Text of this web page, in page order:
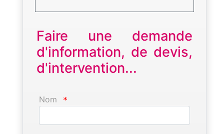
Faire une demande
d'information, de devis,
d'intervention...
Nom *